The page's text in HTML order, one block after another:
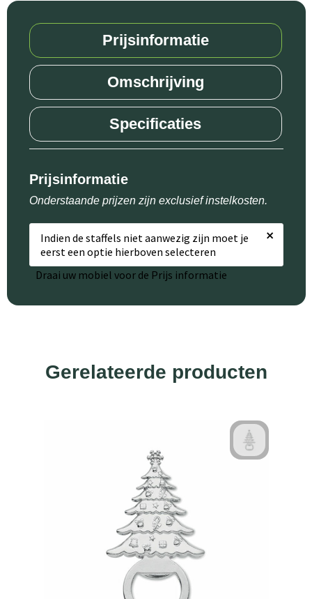
Prijsinformatie
Omschrijving
Specificaties
Prijsinformatie
Onderstaande prijzen zijn exclusief instelkosten.
Indien de staffels niet aanwezig zijn moet je
eerst een optie hierboven selecteren
×
Draai uw mobiel voor de Prijs informatie
Gerelateerde producten